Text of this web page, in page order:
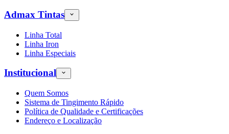
Admax Tintas
Linha Total
Linha Iron
Linha Especiais
Institucional
Quem Somos
Sistema de Tingimento Rápido
Política de Qualidade e Certificações
Endereço e Localização